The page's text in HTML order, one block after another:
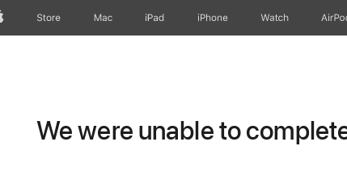
AppleStore Mac iPad iPhone Watch
We were unable to